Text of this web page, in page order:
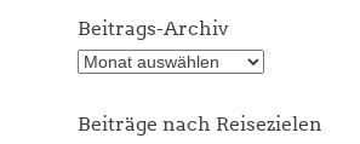
Beitrags-Archiv
Beitrags-
Beiträge nach Reisezielen